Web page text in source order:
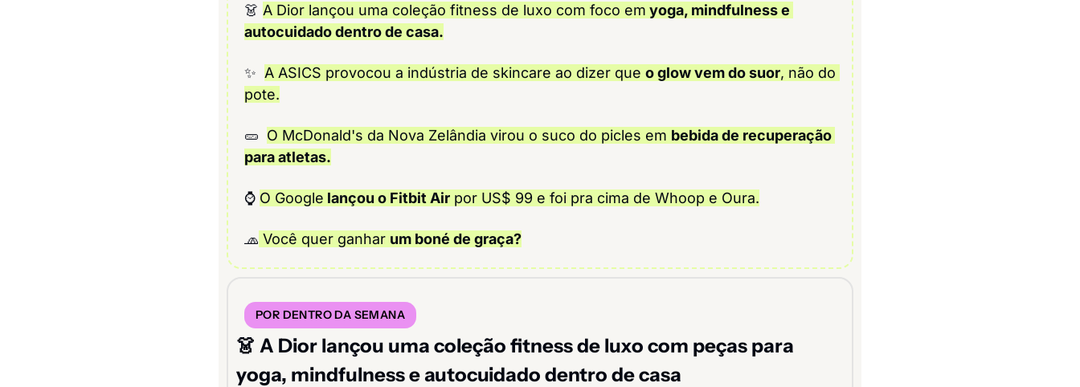
👗 A Dior lançou uma coleção fitness de luxo com foco em yoga, mindfulness e
autocuidado dentro de casa.
✨ A ASICS provocou a indústria de skincare ao dizer que o glow vem do suor, não do
pote.
🥒 O McDonald's da Nova Zelândia virou o suco do picles em bebida de recuperação
para atletas.
⌚ O Google lançou o Fitbit Air por US$ 99 e foi pra cima de Whoop e Oura.
🧢 Você quer ganhar um boné de graça?
POR DENTRO DA SEMANA
👗 A Dior lançou uma coleção fitness de luxo com peças para
yoga, mindfulness e autocuidado dentro de casa